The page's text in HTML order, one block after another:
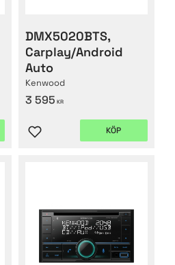
DMX5020BTS,
Carplay/Android
Auto
Kenwood
3 595 KR
Lägg till i favoriter
KÖP